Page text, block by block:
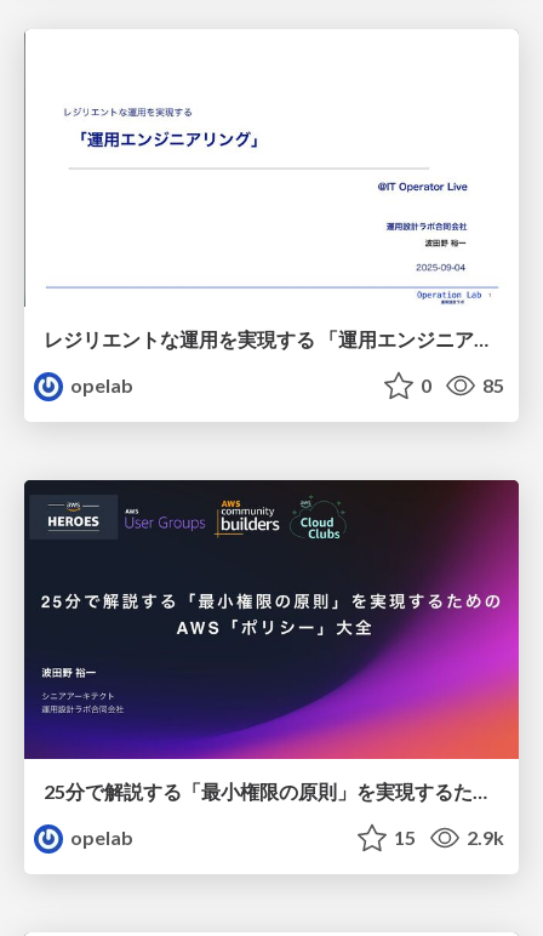
レジリエントな運用を実現する 「運用エンジニアリング」/20250904-itmedia-operation-resilience
opelab
0 85
25分で解説する「最小権限の原則」を実現するための AWS「ポリシー」大全 / 20250625-aws-summit-aws-policy
opelab
15 2.9k